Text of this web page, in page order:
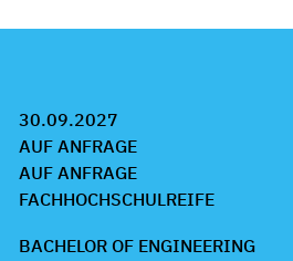
30.09.2027
AUF ANFRAGE
AUF ANFRAGE
FACHHOCHSCHULREIFE
BACHELOR OF ENGINEERING